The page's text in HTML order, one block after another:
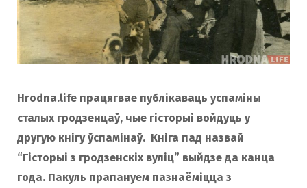
Hrodna.life працягвае публікаваць успаміны
сталых гродзенцаў, чые гісторыі войдуць у
другую кнігу ўспамінаў. Кніга пад назвай
“Гісторыі з гродзенскіх вуліц” выйдзе да канца
года. Пакуль прапануем пазнаёміцца з